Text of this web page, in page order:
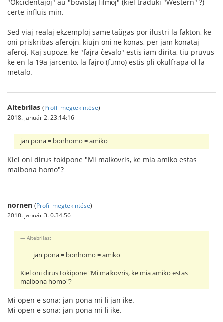
"Okcidentaĵoj" aŭ "bovistaj filmoj" (kiel traduki "Western" ?)
certe influis min.
Sed viaj realaj ekzemploj same taŭgas por ilustri la fakton, ke
oni priskribas aferojn, kiujn oni ne konas, per jam konataj
aferoj. Kaj supoze, ke "fajra ĉevalo" estis iam dirita, tiu pruvus
ke en la 19a jarcento, la fajro (fumo) estis pli okulfrapa ol la
metalo.
Altebrilas (Profil megtekintése)
2018. január 2. 23:14:16
jan pona = bonhomo = amiko
Kiel oni dirus tokipone "Mi malkovris, ke mia amiko estas
malbona homo"?
nornen (Profil megtekintése)
2018. január 3. 0:34:56
Altebrilas:
jan pona = bonhomo = amiko
Kiel oni dirus tokipone "Mi malkovris, ke mia amiko estas
malbona homo"?
Mi open e sona: jan pona mi li jan ike.
Mi open e sona: jan pona mi li ike.